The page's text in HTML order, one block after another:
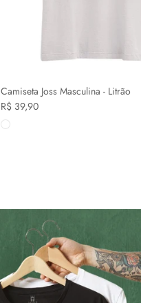
Camiseta Joss Masculina - Litrão
R$ 39,90